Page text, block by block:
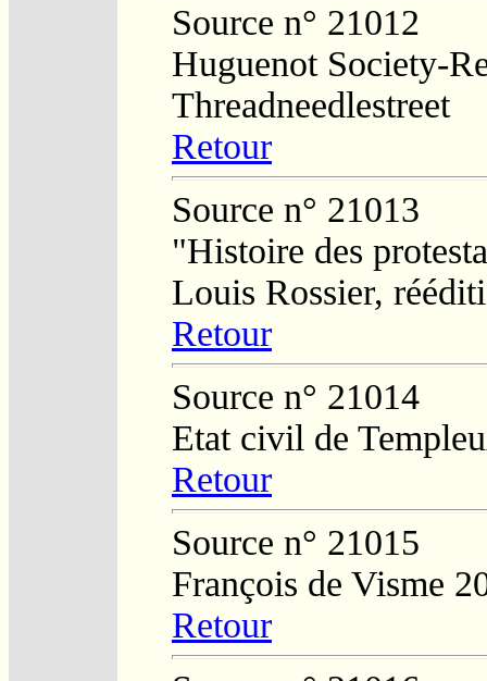
Source n° 21012
Huguenot Society-
Threadneedlestreet
Retour
Source n° 21013
"Histoire des
Louis Rossier,
Retour
Source n° 21014
Etat civil de
Retour
Source n° 21015
François de Visme
Retour